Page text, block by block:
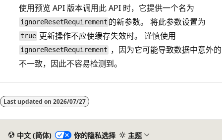
使用预览 API 版本调用此 API 时，它提供一个名为
ignoreResetRequirement 的新参数。 将此参数设置为
true 更新操作不应使缓存失效时。 谨慎使用
ignoreResetRequirement ，因为它可能导致数据中意外的
不一致，因此不容易检测到。
Last updated on 2026/07/27
中文 (简体) 你的隐私选择 主题